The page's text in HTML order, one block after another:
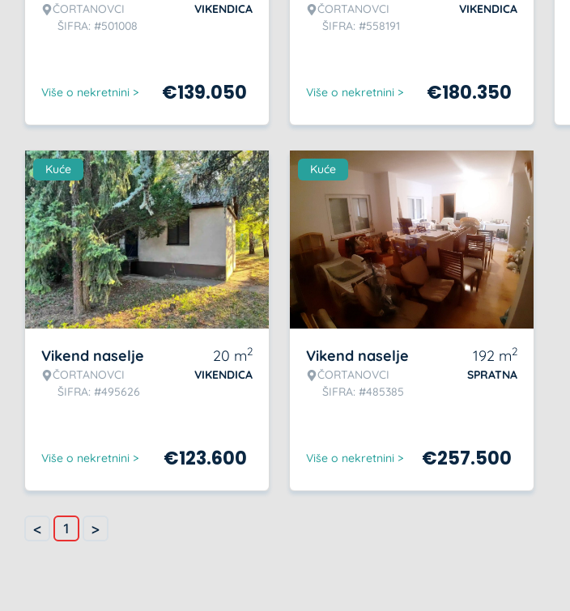
ČORTANOVCI
ŠIFRA: #501008
VIKENDICA
Više o nekretnini > €139.050
ČORTANOVCI
ŠIFRA: #558191
VIKENDICA
Više o nekretnini > €180.350
Kuće
Vikend naselje
ČORTANOVCI
ŠIFRA: #495626
20 m2
VIKENDICA
Više o nekretnini > €123.600
Kuće
Vikend naselje
ČORTANOVCI
ŠIFRA: #485385
192 m2
SPRATNA
Više o nekretnini > €257.500
< 1 >